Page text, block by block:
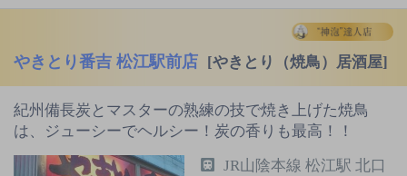
やきとり番吉 松江駅前店 [やきとり（焼鳥）居酒屋]
紀州備長炭とマスターの熟練の技で焼き上げた焼鳥
は、ジューシーでヘルシー！炭の香りも最高！！
JR山陰本線 松江駅 北口